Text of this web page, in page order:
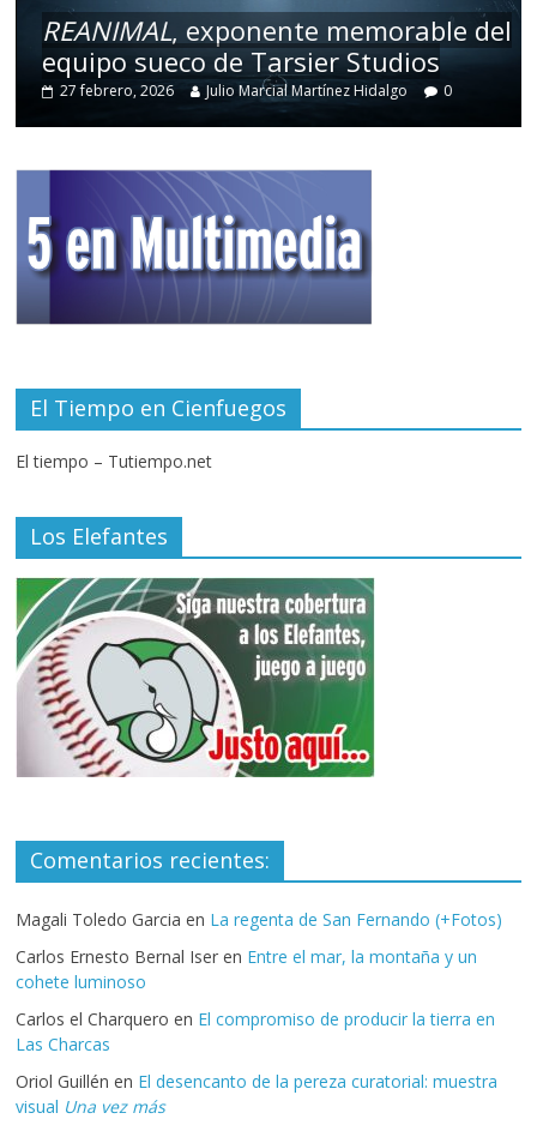
REANIMAL, exponente memorable del
equipo sueco de Tarsier Studios
27 febrero, 2026 Julio Marcial Martínez Hidalgo 0
El Tiempo en Cienfuegos
El tiempo – Tutiempo.net
Los Elefantes
Comentarios recientes:
Magali Toledo Garcia en La regenta de San Fernando (+Fotos)
Carlos Ernesto Bernal Iser en Entre el mar, la montaña y un
cohete luminoso
Carlos el Charquero en El compromiso de producir la tierra en
Las Charcas
Oriol Guillén en El desencanto de la pereza curatorial: muestra
visual Una vez más